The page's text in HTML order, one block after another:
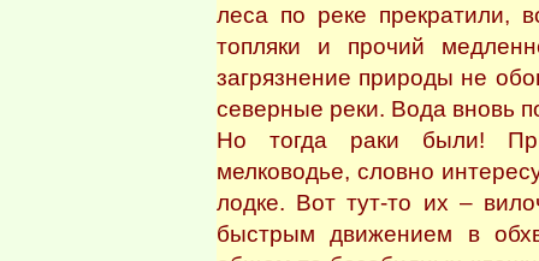
леса по реке прекратили,
топляки и прочий
загрязнение природы не
северные реки. Вода вновь
Но тогда раки были!
мелководье, словно
лодке. Вот тут-то их –
быстрым движением в